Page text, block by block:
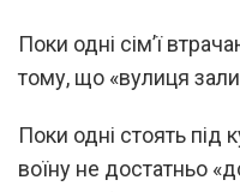
Поки одні сім’ї
тому, що «вулиця
Поки одні стоять під
воїну не достатньо